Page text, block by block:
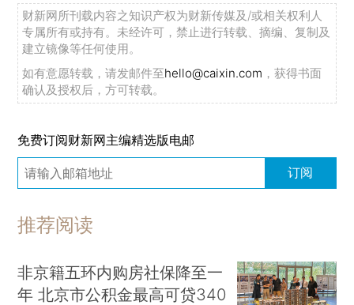
财新网所刊载内容之知识产权为财新传媒及/或相关权利人
专属所有或持有。未经许可，禁止进行转载、摘编、复制及
建立镜像等任何使用。
如有意愿转载，请发邮件至hello@caixin.com ，获得书面
确认及授权后，方可转载。
免费订阅财新网主编精选版电邮
订阅
推荐阅读
非京籍五环内购房社保降至一
年 北京市公积金最高可贷340